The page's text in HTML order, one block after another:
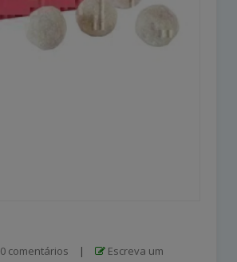
0 comentários |
Escreva um